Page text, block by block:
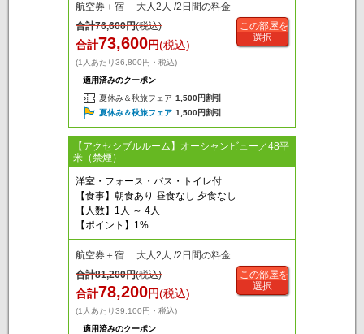
航空券＋宿 大人2人 /2日間の料金
合計76,600円(税込)
合計73,600円(税込)
(1人あたり36,800円・税込)
適用済みのクーポン
夏休み＆秋旅フェア 1,500円割引
夏休み＆秋旅フェア 1,500円割引
この部屋を
選択
【アクセシブルルーム】オーシャンビュー／48平
米（禁煙）
洋室・フォース・バス・トイレ付
【食事】朝食あり 昼食なし 夕食なし
【人数】1人 ～ 4人
【ポイント】1%
航空券＋宿 大人2人 /2日間の料金
合計81,200円(税込)
合計78,200円(税込)
(1人あたり39,100円・税込)
適用済みのクーポン
この部屋を
選択